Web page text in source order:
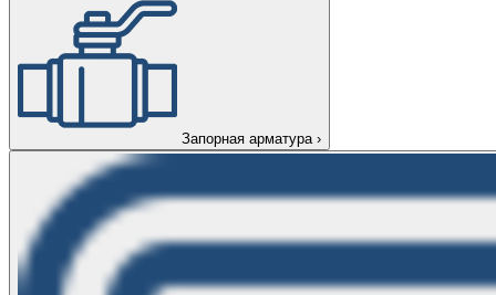
Запорная арматура ›